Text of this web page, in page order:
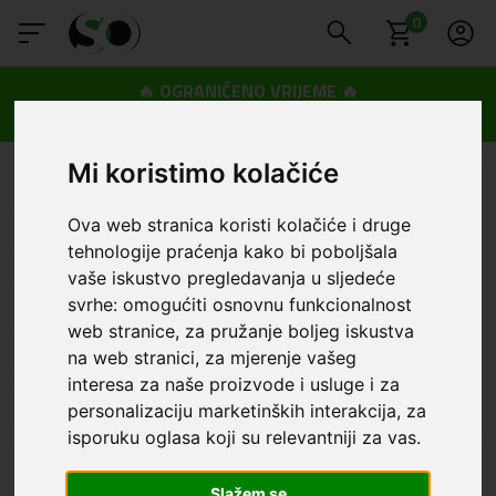
Mi koristimo kolačiće
Ova web stranica koristi kolačiće i druge
tehnologije praćenja kako bi poboljšala
vaše iskustvo pregledavanja u sljedeće
svrhe:omogućiti osnovnu funkcionalnost
web stranice, za pružanje boljeg iskustva
na web stranici, za mjerenje vašeg
interesa za naše proizvode i usluge i za
personalizaciju marketinških interakcija, za
isporuku oglasa koji su relevantniji za vas.
0
🔥 OGRANIČENO VRIJEME 🔥